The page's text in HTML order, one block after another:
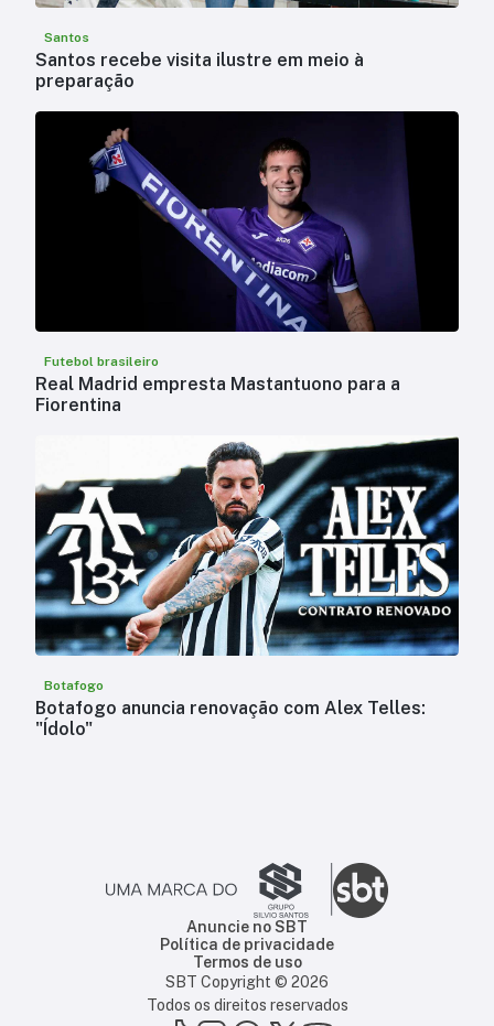
Santos
Santos recebe visita ilustre em meio à
preparação
Futebol brasileiro
Real Madrid empresta Mastantuono para a
Fiorentina
Botafogo
Botafogo anuncia renovação com Alex Telles:
"Ídolo"
Anuncie no SBT
Política de privacidade
Termos de uso
SBT Copyright © 2026
Todos os direitos reservados